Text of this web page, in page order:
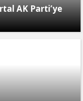
AK Parti’ye